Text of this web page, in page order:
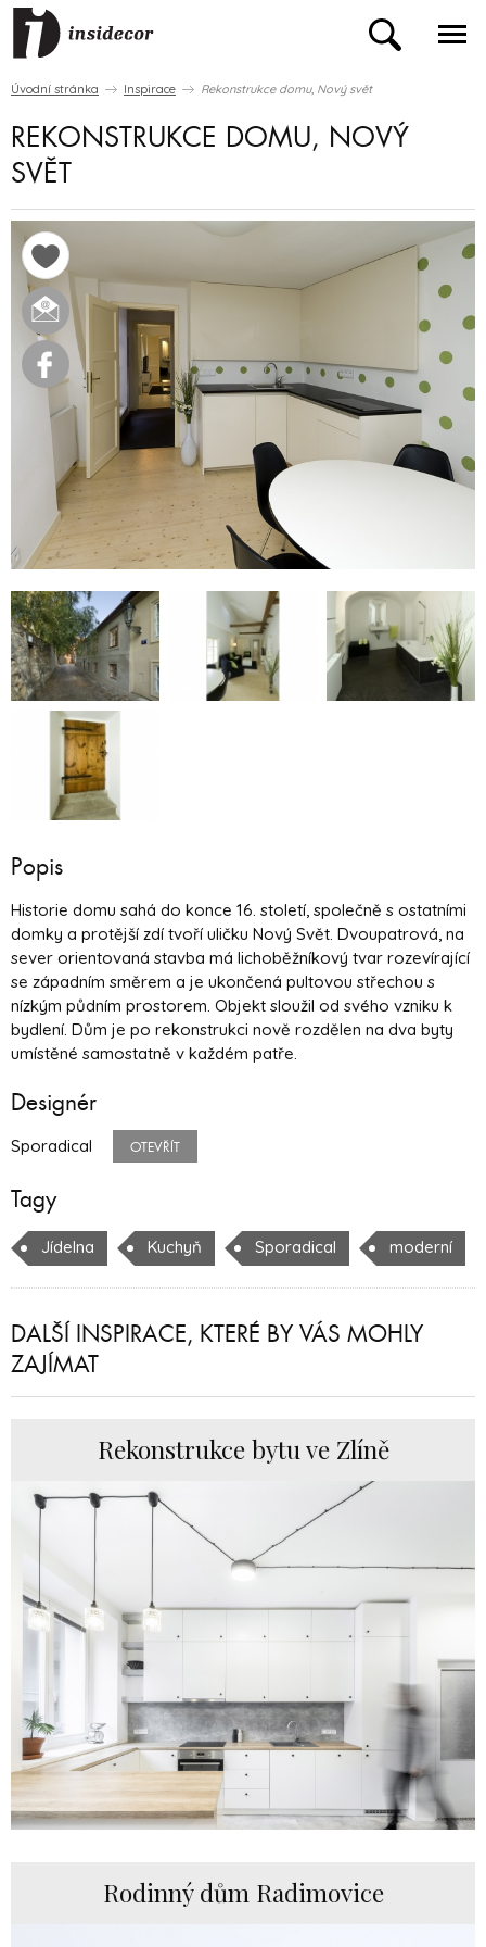
Úvodní stránka Inspirace Rekonstrukce domu, Nový svět
REKONSTRUKCE DOMU, NOVÝ
SVĚT
Popis
Historie domu sahá do konce 16. století, společně s ostatními
domky a protější zdí tvoří uličku Nový Svět. Dvoupatrová, na
sever orientovaná stavba má lichoběžníkový tvar rozevírající
se západním směrem a je ukončená pultovou střechou s
nízkým půdním prostorem. Objekt sloužil od svého vzniku k
bydlení. Dům je po rekonstrukci nově rozdělen na dva byty
umístěné samostatně v každém patře.
Designér
Sporadical OTEVŘÍT
Tagy
Jídelna Kuchyň Sporadical moderní
DALŠÍ INSPIRACE, KTERÉ BY VÁS MOHLY
ZAJÍMAT
Rekonstrukce bytu ve Zlíně
Rodinný dům Radimovice